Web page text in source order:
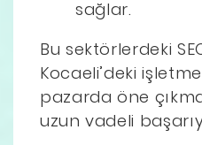
sağlar.
Bu sektörlerdeki
Kocaeli’deki
pazarda öne
uzun vadeli